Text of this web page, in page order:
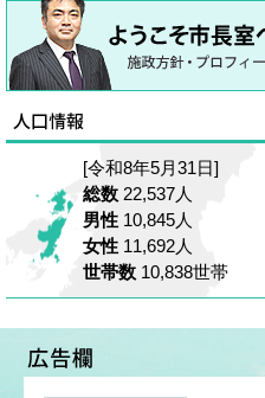
[令和8年5月31日]
総数 22,537人
男性 10,845人
女性 11,692人
世帯数 10,838世帯